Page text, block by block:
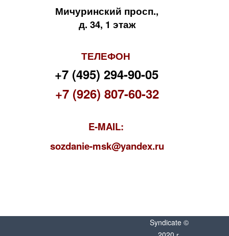
Мичуринский просп.,
д. 34, 1 этаж
ТЕЛЕФОН
+7 (495) 294-90-05
+7 (926) 807-60-32
E-MAIL:
sozdanie-msk@yandex.ru
Syndicate ©